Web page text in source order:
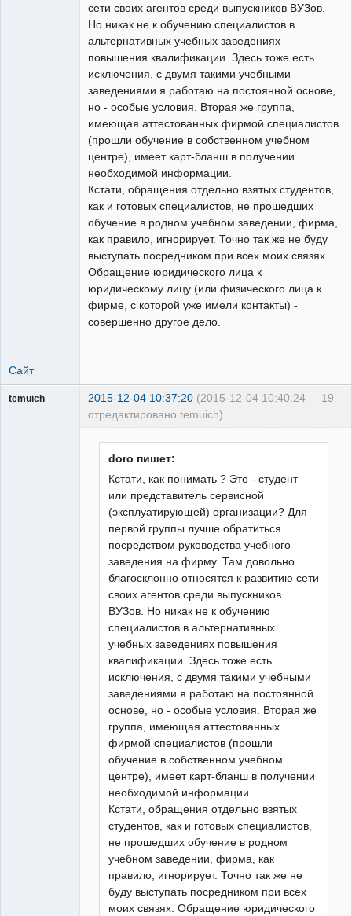
сети своих агентов среди выпускников ВУЗов.
Но никак не к обучению специалистов в
альтернативных учебных заведениях
повышения квалификации. Здесь тоже есть
исключения, с двумя такими учебными
заведениями я работаю на постоянной основе,
но - особые условия. Вторая же группа,
имеющая аттестованных фирмой специалистов
(прошли обучение в собственном учебном
центре), имеет карт-бланш в получении
необходимой информации.
Кстати, обращения отдельно взятых студентов,
как и готовых специалистов, не прошедших
обучение в родном учебном заведении, фирма,
как правило, игнорирует. Точно так же не буду
выступать посредником при всех моих связях.
Обращение юридического лица к
юридическому лицу (или физического лица к
фирме, с которой уже имели контакты) -
совершенно другое дело.
Сайт
19
temuich 2015-12-04 10:37:20 (2015-12-04 10:40:24
отредактировано temuich)
doro пишет:
Кстати, как понимать ? Это - студент
или представитель сервисной
(эксплуатирующей) организации? Для
первой группы лучше обратиться
посредством руководства учебного
заведения на фирму. Там довольно
благосклонно относятся к развитию сети
своих агентов среди выпускников
ВУЗов. Но никак не к обучению
специалистов в альтернативных
учебных заведениях повышения
квалификации. Здесь тоже есть
исключения, с двумя такими учебными
заведениями я работаю на постоянной
основе, но - особые условия. Вторая же
группа, имеющая аттестованных
фирмой специалистов (прошли
обучение в собственном учебном
центре), имеет карт-бланш в получении
необходимой информации.
Кстати, обращения отдельно взятых
студентов, как и готовых специалистов,
не прошедших обучение в родном
учебном заведении, фирма, как
правило, игнорирует. Точно так же не
буду выступать посредником при всех
моих связях. Обращение юридического